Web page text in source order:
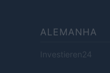
ALEMANHA
Investieren24